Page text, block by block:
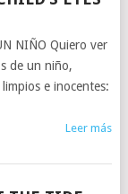
NIÑO Quiero ver
de un niño,
e inocentes:
Leer más